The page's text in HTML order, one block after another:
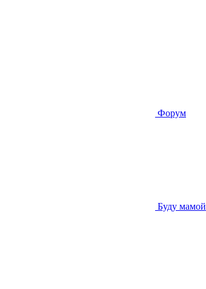
Форум
Буду мамой